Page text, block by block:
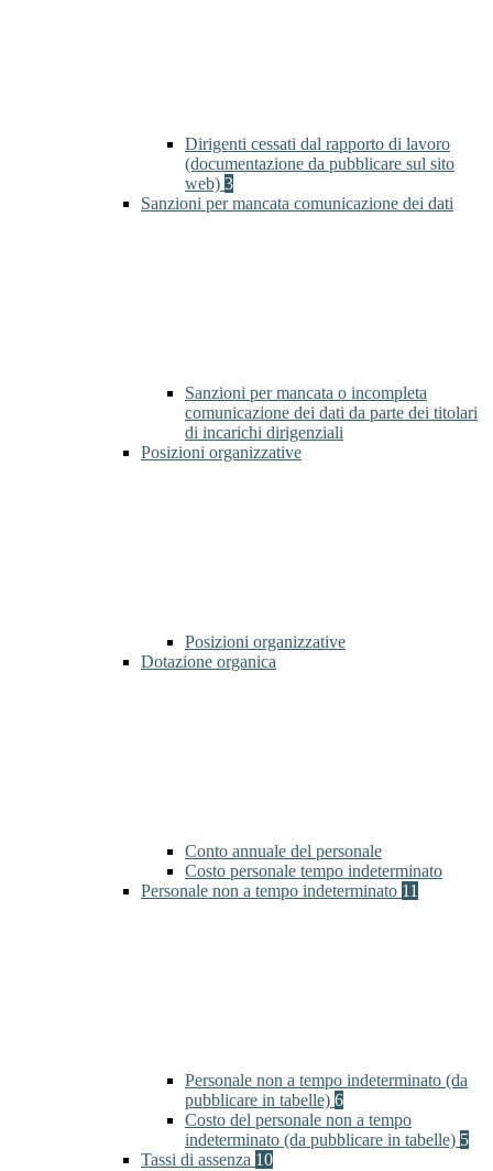
Dirigenti cessati dal rapporto di lavoro
(documentazione da pubblicare sul sito
web) 3
Sanzioni per mancata comunicazione dei dati
Sanzioni per mancata o incompleta
comunicazione dei dati da parte dei titolari
di incarichi dirigenziali
Posizioni organizzative
Posizioni organizzative
Dotazione organica
Conto annuale del personale
Costo personale tempo indeterminato
Personale non a tempo indeterminato 11
Personale non a tempo indeterminato (da
pubblicare in tabelle) 6
Costo del personale non a tempo
indeterminato (da pubblicare in tabelle) 5
Tassi di assenza 10